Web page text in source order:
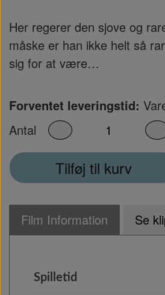
Her regerer den sjove og
måske er han ikke helt så
sig for at være…
Forventet leveringstid:
Antal
Tilføj til kurv
Film Information Se
Spilletid